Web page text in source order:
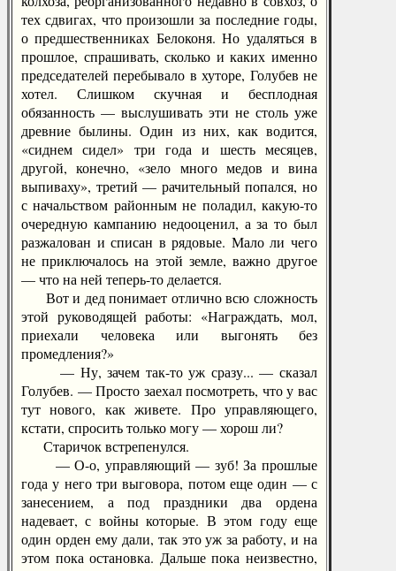
тех сдвигах, что произошли за последние годы,
о предшественниках Белоконя. Но удаляться в
прошлое, спрашивать, сколько и каких именно
председателей перебывало в хуторе, Голубев не
хотел. Слишком скучная и бесплодная
обязанность — выслушивать эти не столь уже
древние былины. Один из них, как водится,
«сиднем сидел» три года и шесть месяцев,
другой, конечно, «зело много медов и вина
выпиваху», третий — рачительный попался, но
с начальством районным не поладил, какую-то
очередную кампанию недооценил, а за то был
разжалован и списан в рядовые. Мало ли чего
не приключалось на этой земле, важно другое
— что на ней теперь-то делается.
Вот и дед понимает отлично всю сложность
этой руководящей работы: «Награждать, мол,
приехали человека или выгонять без
промедления?»
— Ну, зачем так-то уж сразу... — сказал
Голубев. — Просто заехал посмотреть, что у вас
тут нового, как живете. Про управляющего,
кстати, спросить только могу — хорош ли?
Старичок встрепенулся.
— О-о, управляющий — зуб! За прошлые
года у него три выговора, потом еще один — с
занесением, а под праздники два ордена
надевает, с войны которые. В этом году еще
один орден ему дали, так это уж за работу, и на
этом пока остановка. Дальше пока неизвестно,